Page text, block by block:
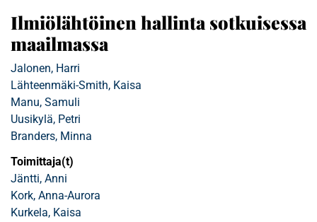
Ilmiölähtöinen hallinta sotkuisessa
maailmassa
Jalonen, Harri
Lähteenmäki-Smith, Kaisa
Manu, Samuli
Uusikylä, Petri
Branders, Minna
Toimittaja(t)
Jäntti, Anni
Kork, Anna-Aurora
Kurkela, Kaisa